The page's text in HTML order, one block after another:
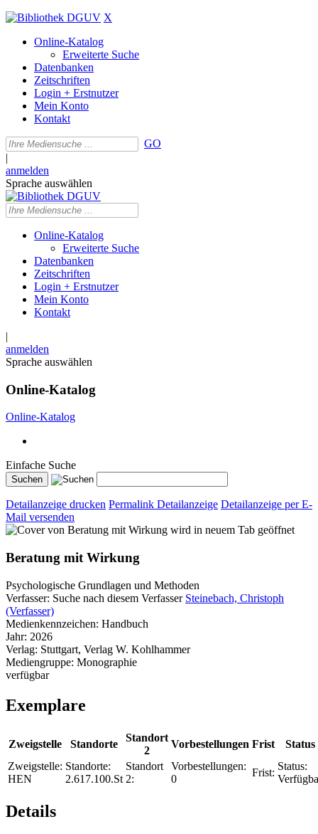
X
Online-Katalog
Erweiterte Suche
Datenbanken
Zeitschriften
Login + Erstnutzer
Mein Konto
Kontakt
GO
|
anmelden
Sprache auswählen
Online-Katalog
Erweiterte Suche
Datenbanken
Zeitschriften
Login + Erstnutzer
Mein Konto
Kontakt
|
anmelden
Sprache auswählen
Online-Katalog
Online-Katalog
Einfache Suche
Detailanzeige drucken Permalink Detailanzeige Detailanzeige per E-
Mail versenden
wird in neuem Tab geöffnet
Beratung mit Wirkung
Psychologische Grundlagen und Methoden
Verfasser: Suche nach diesem Verfasser Steinebach, Christoph
(Verfasser)
Medienkennzeichen: Handbuch
Jahr: 2026
Verlag: Stuttgart, Verlag W. Kohlhammer
Mediengruppe: Monographie
verfügbar
Exemplare
Zweigstelle Standorte
Standort
2
Vorbestellungen Frist
Status
Zweigstelle:
HEN
Standorte:
2.617.100.St
Standort
2:
Vorbestellungen:
0
Frist:
Status:
Details